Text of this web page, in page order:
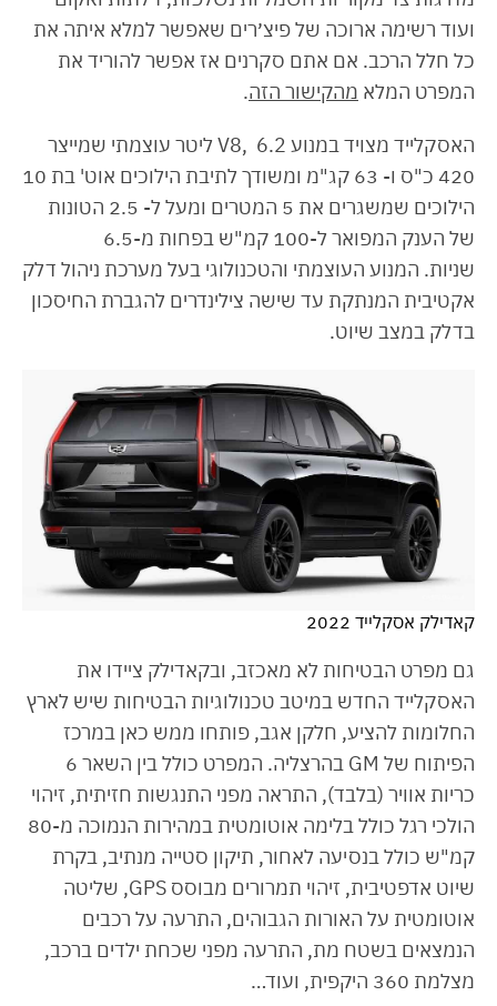
ועוד רשימה ארוכה של פיצ׳רים שאפשר למלא איתה את
כל חלל הרכב. אם אתם סקרנים אז אפשר להוריד את
המפרט המלא מהקישור הזה.
האסקלייד מצויד במנוע V8, 6.2 ליטר עוצמתי שמייצר
420 כ"ס ו- 63 קג"מ ומשודך לתיבת הילוכים אוט' בת 10
הילוכים שמשגרים את 5 המטרים ומעל ל- 2.5 הטונות
של הענק המפואר ל-100 קמ"ש בפחות מ-6.5
שניות. המנוע העוצמתי והטכנולוגי בעל מערכת ניהול דלק
אקטיבית המנתקת עד שישה צילינדרים להגברת החיסכון
בדלק במצב שיוט.
קאדילק אסקלייד 2022
גם מפרט הבטיחות לא מאכזב, ובקאדילק ציידו את
האסקלייד החדש במיטב טכנולוגיות הבטיחות שיש לארץ
החלומות להציע, חלקן אגב, פותחו ממש כאן במרכז
הפיתוח של GM בהרצליה. המפרט כולל בין השאר 6
כריות אוויר (בלבד), התראה מפני התנגשות חזיתית, זיהוי
הולכי רגל כולל בלימה אוטומטית במהירות הנמוכה מ-80
קמ"ש כולל בנסיעה לאחור, תיקון סטייה מנתיב, בקרת
שיוט אדפטיבית, זיהוי תמרורים מבוסס GPS, שליטה
אוטומטית על האורות הגבוהים, התרעה על רכבים
הנמצאים בשטח מת, התרעה מפני שכחת ילדים ברכב,
מצלמת 360 היקפית, ועוד…